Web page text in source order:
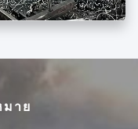
มาย